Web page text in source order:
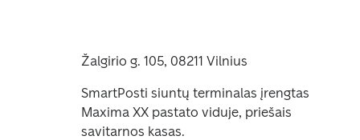
Žalgirio g. 105, 08211 Vilnius
SmartPosti siuntų terminalas įrengtas
Maxima XX pastato viduje, priešais
savitarnos kasas.